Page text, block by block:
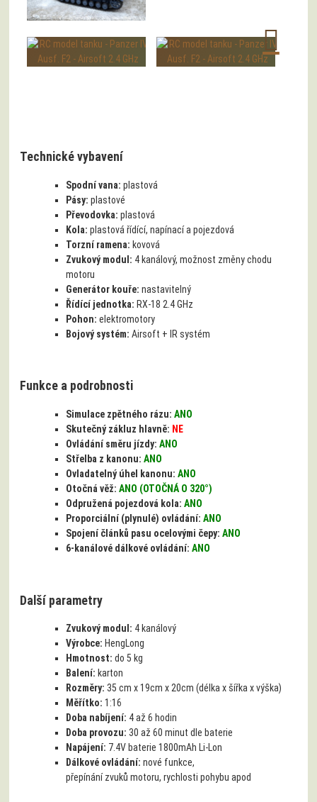
Technické vybavení
Spodní vana:plastová
Pásy:plastové
Převodovka:plastová
Kola:plastová řídící, napínací a pojezdová
Torzní ramena: kovová
Zvukový modul: 4 kanálový, možnost změny chodu
motoru
Generátor kouře:nastavitelný
Řídící jednotka: RX-18 2.4 GHz
Pohon:elektromotory
Bojový systém:Airsoft + IR systém
Funkce a podrobnosti
Simulace zpětného rázu:ANO
Skutečný zákluz hlavně: NE
Ovládání směru jízdy:ANO
Střelba z kanonu:ANO
Ovladatelný úhel kanonu:ANO
Otočná věž:ANO (OTOČNÁ O 320°)
Odpružená pojezdová kola:ANO
Proporciální (plynulé) ovládání:ANO
Spojení článků pasu ocelovými čepy:ANO
6-kanálové dálkové ovládání:ANO
Další parametry
Zvukový modul: 4 kanálový
Výrobce: HengLong
Hmotnost:do 5 kg
Balení: karton
Rozměry:35 cm x 19cm x 20cm (délka x šířka x výška)
Měřítko:1:16
Doba nabíjení: 4 až 6 hodin
Doba provozu:30 až 60 minut dle baterie
Napájení: 7.4V baterie 1800mAh Li-Lon
Dálkové ovládání:nové funkce,
přepínání zvuků motoru, rychlosti pohybu apod